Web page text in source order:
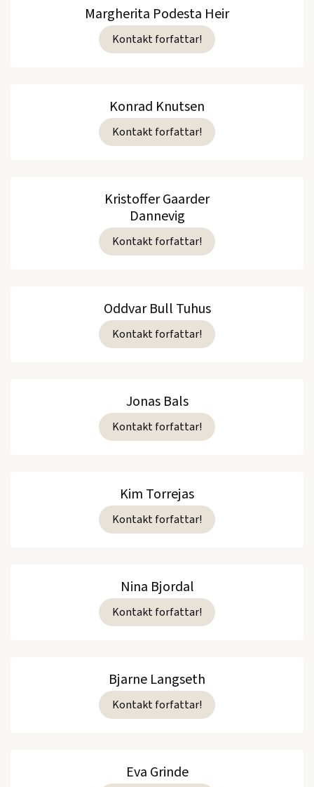
Margherita Podesta Heir
Kontakt forfattar!
Konrad Knutsen
Kontakt forfattar!
Kristoffer Gaarder
Dannevig
Kontakt forfattar!
Oddvar Bull Tuhus
Kontakt forfattar!
Jonas Bals
Kontakt forfattar!
Kim Torrejas
Kontakt forfattar!
Nina Bjordal
Kontakt forfattar!
Bjarne Langseth
Kontakt forfattar!
Eva Grinde